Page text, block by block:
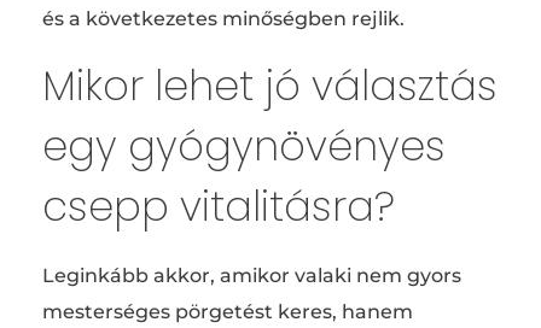
és a következetes minőségben rejlik.
Mikor lehet jó választás
egy gyógynövényes
csepp vitalitásra?
Leginkább akkor, amikor valaki nem gyors
mesterséges pörgetést keres, hanem